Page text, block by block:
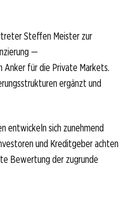
Steffen Meister zur
—
Anker für die Private Markets.
ergänzt und
entwickeln sich zunehmend
und Kreditgeber achten
Bewertung der zugrunde